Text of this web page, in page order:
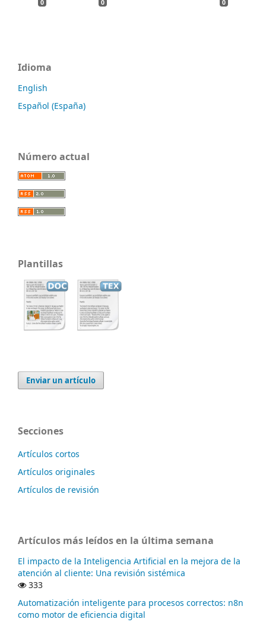
0 0 0
Idioma
English
Español (España)
Número actual
Plantillas
Enviar un artículo
Secciones
Artículos cortos
Artículos originales
Artículos de revisión
Artículos más leídos en la última semana
El impacto de la Inteligencia Artificial en la mejora de la
atención al cliente: Una revisión sistémica
333
Automatización inteligente para procesos correctos: n8n
como motor de eficiencia digital